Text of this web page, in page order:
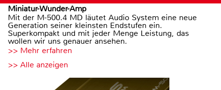
Miniatur-Wunder-Amp
Mit der M-500.4 MD läutet Audio System eine neue
Generation seiner kleinsten Endstufen ein.
Superkompakt und mit jeder Menge Leistung, das
wollen wir uns genauer ansehen.
>> Mehr erfahren
>> Alle anzeigen